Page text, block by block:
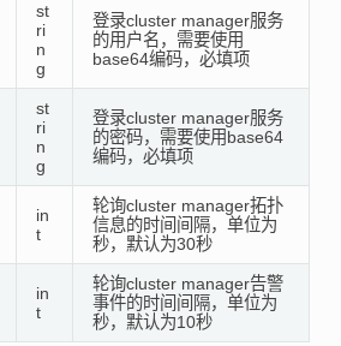
st
ri
n
g
登录cluster manager服务
的用户名，需要使用
base64编码，必填项
st
ri
n
g
登录cluster manager服务
的密码，需要使用base64
编码，必填项
in
t
轮询cluster manager拓扑
信息的时间间隔，单位为
秒，默认为30秒
in
t
轮询cluster manager告警
事件的时间间隔，单位为
秒，默认为10秒